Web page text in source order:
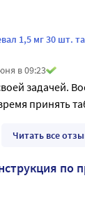
1,5 мг 30 шт.
в 09:23
задачей.
принять
Читать все
по